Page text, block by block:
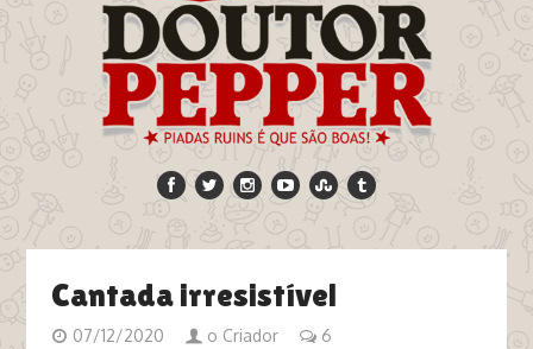
Cantada irresistível
07/12/2020 o Criador 6